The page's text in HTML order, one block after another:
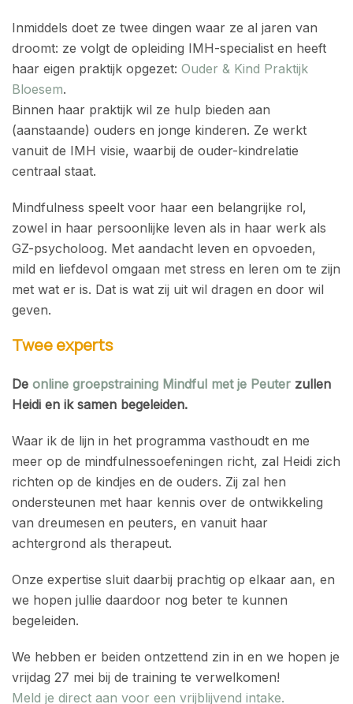
Inmiddels doet ze twee dingen waar ze al jaren van
droomt: ze volgt de opleiding IMH-specialist en heeft
haar eigen praktijk opgezet: Ouder & Kind Praktijk
Bloesem.
Binnen haar praktijk wil ze hulp bieden aan
(aanstaande) ouders en jonge kinderen. Ze werkt
vanuit de IMH visie, waarbij de ouder-kindrelatie
centraal staat.
Mindfulness speelt voor haar een belangrijke rol,
zowel in haar persoonlijke leven als in haar werk als
GZ-psycholoog. Met aandacht leven en opvoeden,
mild en liefdevol omgaan met stress en leren om te zijn
met wat er is. Dat is wat zij uit wil dragen en door wil
geven.
Twee experts
De online groepstraining Mindful met je Peuter zullen
Heidi en ik samen begeleiden.
Waar ik de lijn in het programma vasthoudt en me
meer op de mindfulnessoefeningen richt, zal Heidi zich
richten op de kindjes en de ouders. Zij zal hen
ondersteunen met haar kennis over de ontwikkeling
van dreumesen en peuters, en vanuit haar
achtergrond als therapeut.
Onze expertise sluit daarbij prachtig op elkaar aan, en
we hopen jullie daardoor nog beter te kunnen
begeleiden.
We hebben er beiden ontzettend zin in en we hopen je
vrijdag 27 mei bij de training te verwelkomen!
Meld je direct aan voor een vrijblijvend intake.